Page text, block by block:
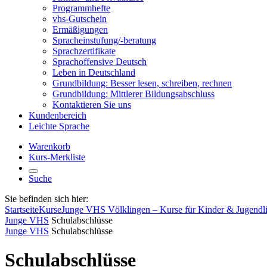
Programmhefte
vhs-Gutschein
Ermäßigungen
Spracheinstufung/-beratung
Sprachzertifikate
Sprachoffensive Deutsch
Leben in Deutschland
Grundbildung: Besser lesen, schreiben, rechnen
Grundbildung: Mittlerer Bildungsabschluss
Kontaktieren Sie uns
Kundenbereich
Leichte Sprache
Warenkorb
Kurs-Merkliste
Suche
Sie befinden sich hier:
StartseiteKurseJunge VHS Völklingen – Kurse für Kinder &
Junge VHS Schulabschlüsse
Junge VHS Schulabschlüsse
Schulabschlüsse